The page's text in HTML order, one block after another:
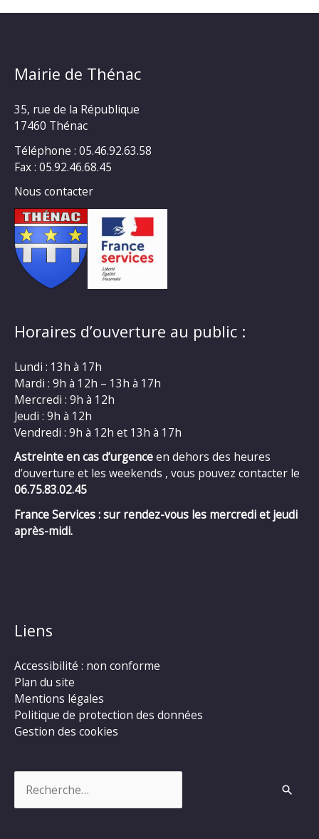
Mairie de Thénac
35, rue de la République
17460 Thénac
Téléphone : 05.46.92.63.58
Fax : 05.92.46.68.45
Nous contacter
Horaires d’ouverture au public :
Lundi : 13h à 17h
Mardi : 9h à 12h – 13h à 17h
Mercredi : 9h à 12h
Jeudi : 9h à 12h
Vendredi : 9h à 12h et 13h à 17h
Astreinte en cas d’urgenceen dehors des heures
d’ouverture et les weekends , vous pouvez contacter le
06.75.83.02.45
France Services : sur rendez-vous les mercredi et jeudi
après-midi.
Liens
Accessibilité : non conforme
Plan du site
Mentions légales
Politique de protection des données
Gestion des cookies